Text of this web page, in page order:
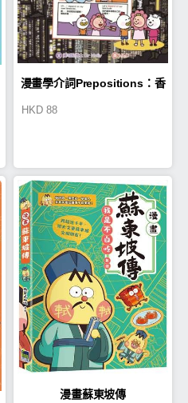
漫畫學介詞Prepositions：香
HKD 88
漫畫蘇東坡傳